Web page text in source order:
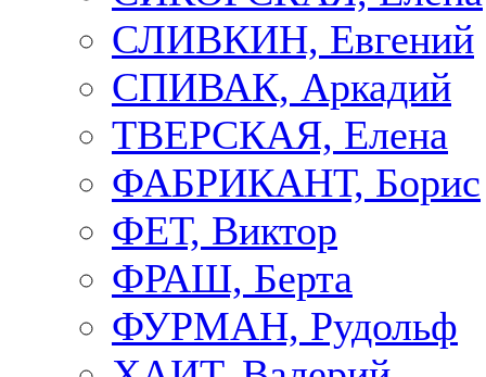
СЛИВКИН, Евгений
СПИВАК, Аркадий
ТВЕРСКАЯ, Елена
ФАБРИКАНТ, Борис
ФЕТ, Виктор
ФРАШ, Берта
ФУРМАН, Рудольф